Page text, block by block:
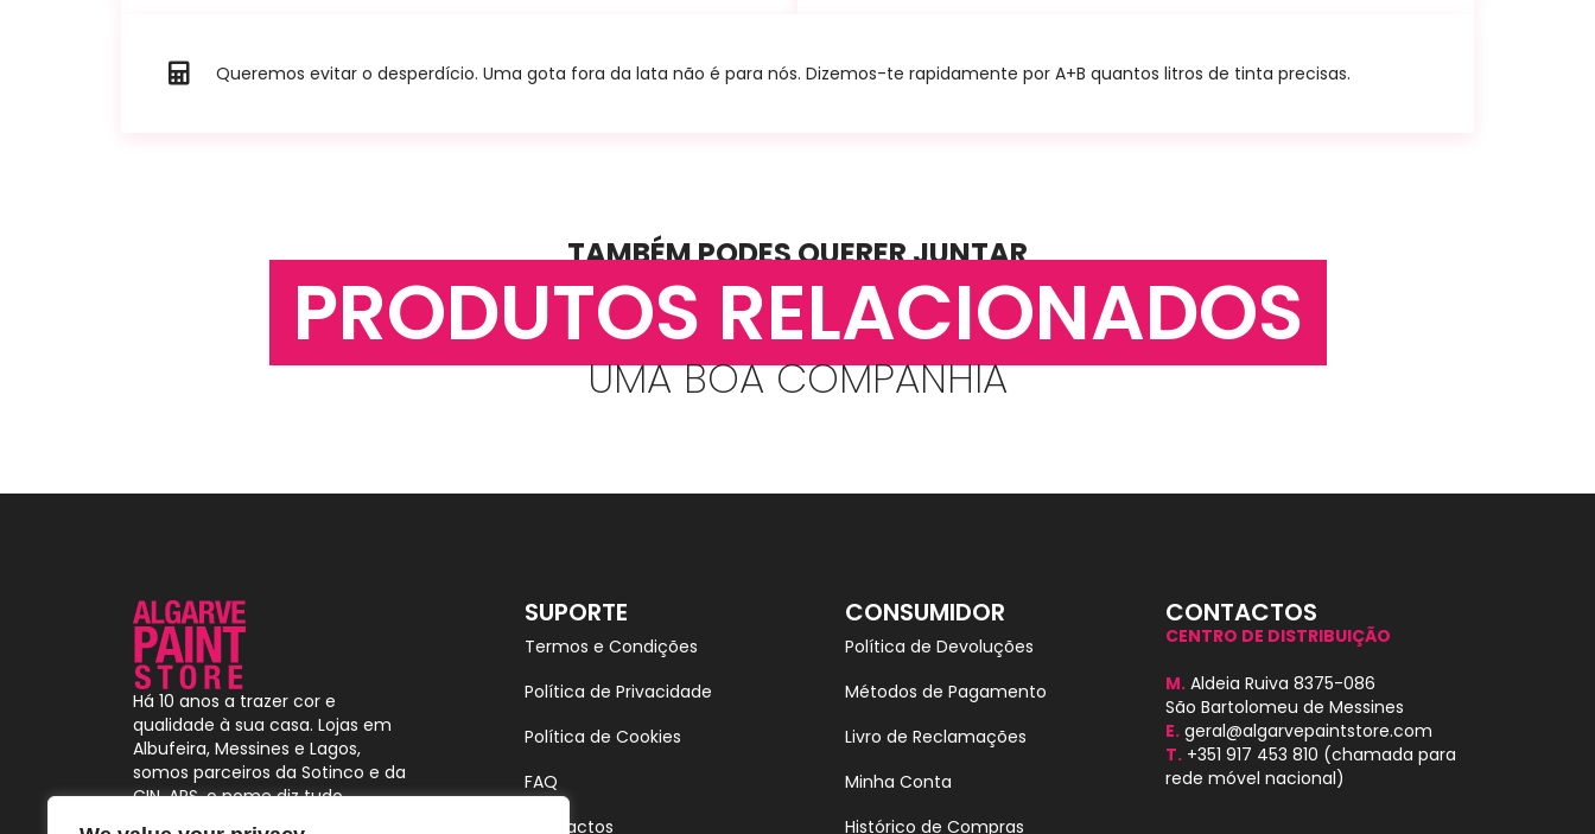
Queremos evitar o desperdício. Uma gota fora da lata não é para nós. Dizemos-te rapidamente por A+B quantos litros de tinta precisas.
TAMBÉM PODES QUERER JUNTAR
PRODUTOS RELACIONADOS
UMA BOA COMPANHIA
Há 10 anos a trazer cor e
qualidade à sua casa. Lojas em
Albufeira, Messines e Lagos,
somos parceiros da Sotinco e da
CIN. APS, o nome diz tudo.
SUPORTE
Termos e Condições
Política de Privacidade
Política de Cookies
FAQ
Contactos
CONSUMIDOR
Política de Devoluções
Métodos de Pagamento
Livro de Reclamações
Minha Conta
Histórico de Compras
CONTACTOS
CENTRO DE DISTRIBUIÇÃO
M. Aldeia Ruiva 8375-086
São Bartolomeu de Messines
E. geral@algarvepaintstore.com
T. +351 917 453 810 (chamada para
rede móvel nacional)